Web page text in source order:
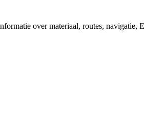
over materiaal, routes,